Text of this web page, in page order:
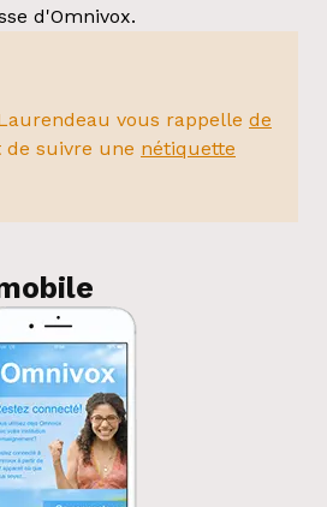
d'Omnivox.
vous rappelle de
de suivre une nétiquette